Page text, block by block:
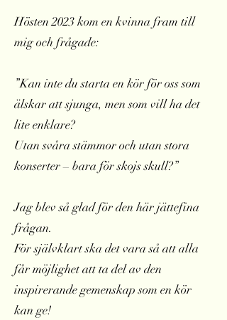
Hösten 2023 kom en kvinna fram till
mig och frågade:
”Kan inte du starta en kör för oss som
älskar att sjunga, men som vill ha det
lite enklare?
Utan svåra stämmor och utan stora
konserter – bara för skojs skull?”
Jag blev så glad för den här jättefina
frågan.
För självklart ska det vara så att alla
får möjlighet att ta del av den
inspirerande gemenskap som en kör
kan ge!